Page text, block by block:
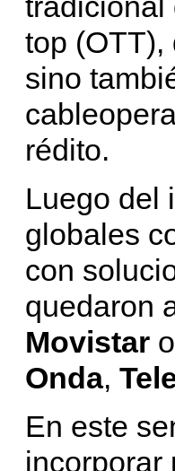
top (OTT),
sino
rédito.
Luego del
globales
con
quedaron
Movistar o
Onda,
En este
incorporar